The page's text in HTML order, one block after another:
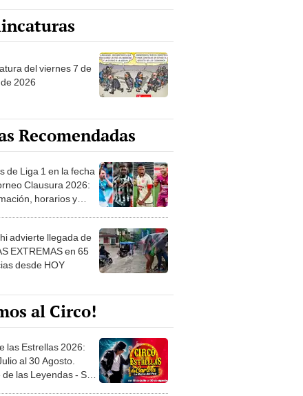
del viernes 7 de
2026
Recomendadas
de Liga 1 en la fecha
Clausura 2026:
horarios y
advierte llegada de
EXTREMAS en 65
desde HOY
al Circo!
las Estrellas 2026:
al 30 Agosto.
las Leyendas - San